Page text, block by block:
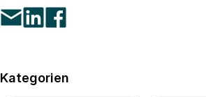
Kategorien